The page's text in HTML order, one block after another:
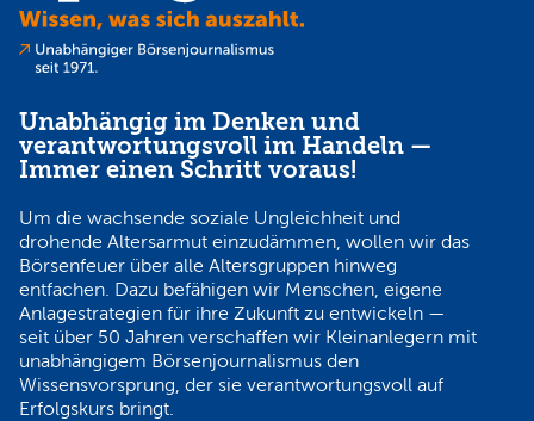
Unabhängig im Denken und
verantwortungsvoll im Handeln —
Immer einen Schritt voraus!
Um die wachsende soziale Ungleichheit und
drohende Altersarmut einzudämmen, wollen wir das
Börsenfeuer über alle Altersgruppen hinweg
entfachen. Dazu befähigen wir Menschen, eigene
Anlagestrategien für ihre Zukunft zu entwickeln —
seit über 50 Jahren verschaffen wir Kleinanlegern mit
unabhängigem Börsenjournalismus den
Wissensvorsprung, der sie verantwortungsvoll auf
Erfolgskurs bringt.